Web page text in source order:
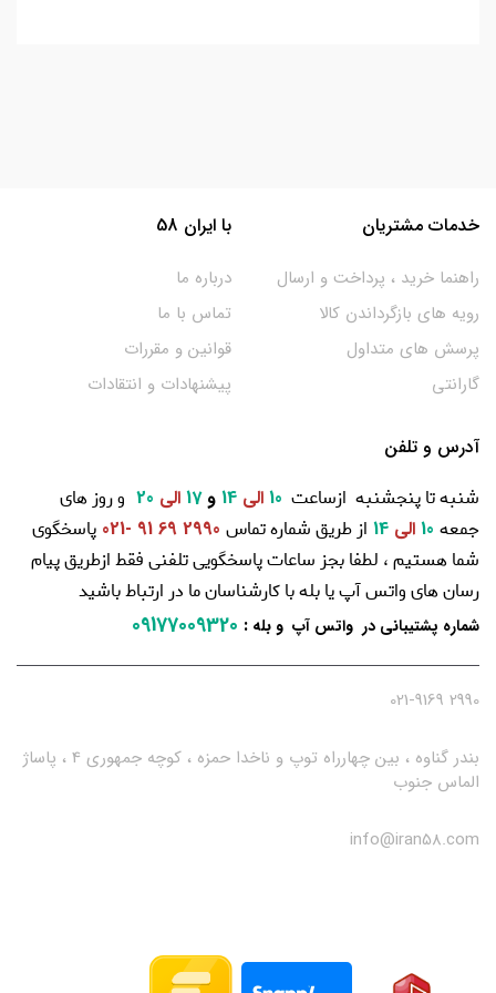
خدمات مشتریان
راهنما خرید ، پرداخت و ارسال
رویه های بازگرداندن کالا
پرسش های متداول
گارانتی
با ایران 58
درباره ما
تماس با ما
قوانین و مقررات
پیشنهادات و انتقادات
آدرس و تلفن
شنبه تا پنجشنبه ازساعت 10 الی و17 الی
و روز های
جمعه
الی از طریق شماره تماس 2990 69 91 -021
پاسخگوی
شما هستیم ، لطفا بجز ساعات پاسخگویی تلفنی فقط ازطریق پیام
رسان های واتس آپ یا بله با کارشناسان ما در ارتباط باشید
شماره پشتیبانی در واتس آپ و بله :
09177009320
2990 021-9169
بندر گناوه ، بین چهارراه توپ و ناخدا حمزه ، کوچه جمهوری 4 ، پاساژ
الماس جنوب
info@iran58.com